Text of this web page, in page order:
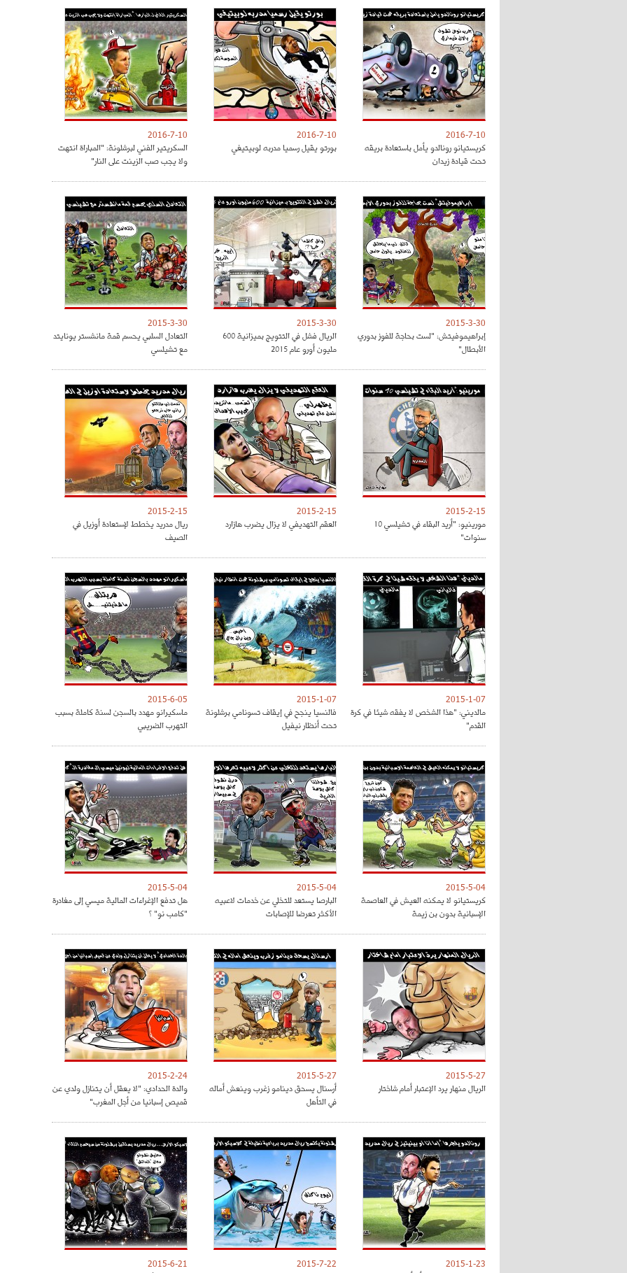
2016-7-10
كريستيانو رونالدو يأمل باستعادة بريقه
تحت قيادة زيدان
2016-7-10
بورتو يقيل رسميا مدربه لوبيتيغي
2016-7-10
السكريتير الفني لبرشلونة: "المباراة انتهت
ولا يجب صب الزينت على النار"
2015-3-30
إبراهيموفيتش: "لست بحاجة للفوز بدوري
الأبطال"
2015-3-30
الريال فشل في التتويج بميزانية 600
مليون أورو عام 2015
2015-3-30
التعادل السلبي يحسم قمة مانشستر يونايتد
مع تشيلسي
2015-2-15
مورينيو: "أريد البقاء في تشيلسي 10
سنوات"
2015-2-15
العقم التهديفي لا يزال يضرب هازارد
2015-2-15
ريال مدريد يخطط لإستعادة أوزيل في
الصيف
2015-1-07
مالديني: "هذا الشخص لا يفقه شيئا في كرة
القدم"
2015-1-07
فالنسيا ينجح في إيقاف تسونامي برشلونة
تحت أنظار نيفيل
2015-6-05
ماسكيرانو مهدد بالسجن لسنة كاملة بسبب
التهرب الضريبي
2015-5-04
كريستيانو لا يمكنه العيش في العاصمة
الإسبانية بدون بن زيمة
2015-5-04
البارصا يستعد للتخلي عن خدمات لاعبيه
الأكثر تعرضا للإصابات
2015-5-04
هل تدفع الإغراءات المالية ميسي إلى مغادرة
"كامب نو" ؟
2015-5-27
الريال منهار يرد الإعتبار أمام شاختار
2015-5-27
أرسنال يسحق دينامو زغرب وينعش أماله
في التأهل
2015-2-24
والدة الحدادي: "لا يعقل أن يتنازل ولدي عن
قميص إسبانيا من أجل المغرب"
2015-1-23
2015-7-22
2015-6-21